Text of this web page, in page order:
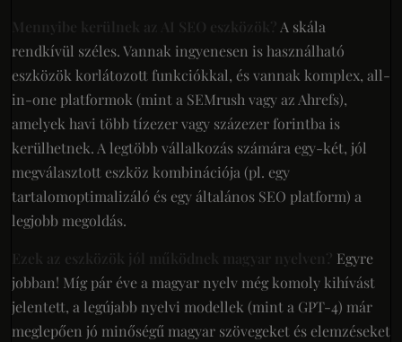
Mennyibe kerülnek az AI SEO eszközök?
A skála
rendkívül széles. Vannak ingyenesen is használható
eszközök korlátozott funkciókkal, és vannak komplex, all-
in-one platformok (mint a SEMrush vagy az Ahrefs),
amelyek havi több tízezer vagy százezer forintba is
kerülhetnek. A legtöbb vállalkozás számára egy-két, jól
megválasztott eszköz kombinációja (pl. egy
tartalomoptimalizáló és egy általános SEO platform) a
legjobb megoldás.
Ezek az eszközök jól működnek magyar nyelven?
Egyre
jobban! Míg pár éve a magyar nyelv még komoly kihívást
jelentett, a legújabb nyelvi modellek (mint a GPT-4) már
meglepően jó minőségű magyar szövegeket és elemzéseket